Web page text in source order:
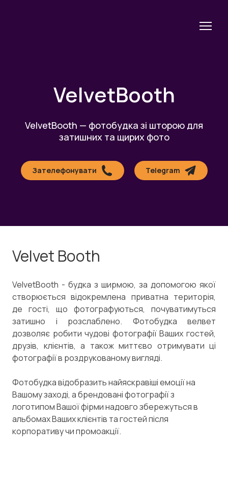
VelvetBooth
VelvetBooth — фотобудка зі шторою для
затишних та щирих фото
Зателефонувати Telegram
Velvet Booth
VelvetBooth - будка з ширмою, за допомогою якої
створюється відокремлена приватна територія,
де гості, що фотографуються, почуватимуться
затишно і розслаблено. Фотобудка велвет
дозволяє робити чудові фотографії Ваших гостей,
друзів, клієнтів, а також миттєво отримувати ці
фотографії в роздрукованому вигляді.
Фотобудка відобразить найяскравіші емоції на
Вашому заході, а брендовані фотографії з
логотипом Вашої фірми надовго збережуться в
альбомах Ваших клієнтів та гостей після
корпоративу чи промоакції.